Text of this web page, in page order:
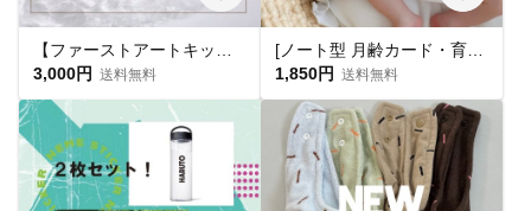
3,000円 送料無料
1,850円 送料無料